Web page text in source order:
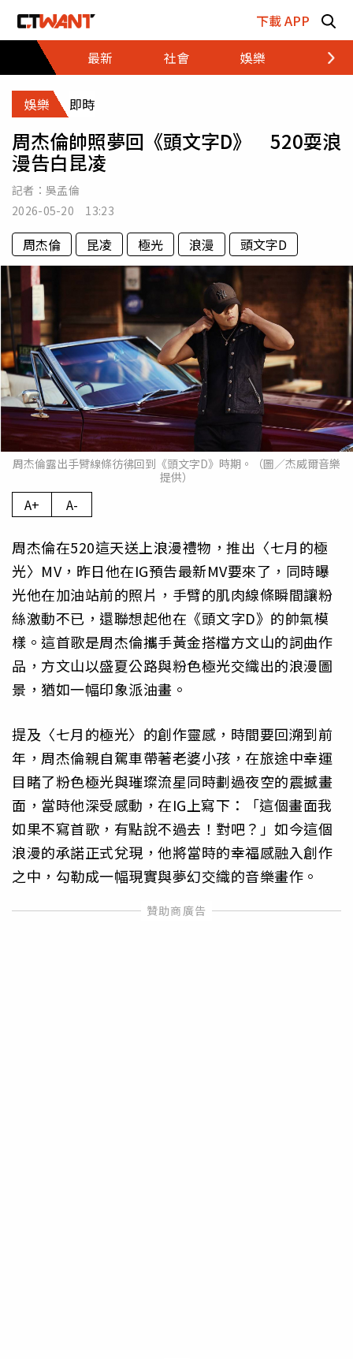
下載 APP
最新
社會 娛樂 財經
娛樂 即時
周杰倫帥照夢回《頭文字D》 520耍浪
漫告白昆凌
記者： 吳孟倫
2026-05-20 13:23
周杰倫 昆凌 極光 浪漫 頭文字D
周杰倫露出手臂線條彷彿回到《頭文字D》時期。（圖／杰威爾音樂
提供）
A+ A-
周杰倫在520這天送上浪漫禮物，推出〈七月的極
光〉MV，昨日他在IG預告最新MV要來了，同時曝
光他在加油站前的照片，手臂的肌肉線條瞬間讓粉
絲激動不已，還聯想起他在《頭文字D》的帥氣模
樣。這首歌是周杰倫攜手黃金搭檔方文山的詞曲作
品，方文山以盛夏公路與粉色極光交織出的浪漫圖
景，猶如一幅印象派油畫。
提及〈七月的極光〉的創作靈感，時間要回溯到前
年，周杰倫親自駕車帶著老婆小孩，在旅途中幸運
目睹了粉色極光與璀璨流星同時劃過夜空的震撼畫
面，當時他深受感動，在IG上寫下：「這個畫面我
如果不寫首歌，有點說不過去！對吧？」如今這個
浪漫的承諾正式兌現，他將當時的幸福感融入創作
之中，勾勒成一幅現實與夢幻交織的音樂畫作。